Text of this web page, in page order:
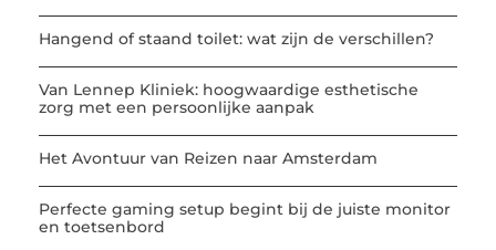
Hangend of staand toilet: wat zijn de verschillen?
Van Lennep Kliniek: hoogwaardige esthetische
zorg met een persoonlijke aanpak
Het Avontuur van Reizen naar Amsterdam
Perfecte gaming setup begint bij de juiste monitor
en toetsenbord